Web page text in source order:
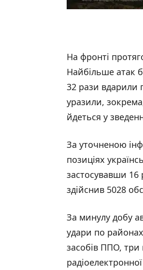
На фронті
Найбільше атак
32 рази вдарили
уразили,
йдеться у
За уточненою
позиціях
застосувавши 16
здійснив 5028
За минулу добу
удари по
засобів ППО, три